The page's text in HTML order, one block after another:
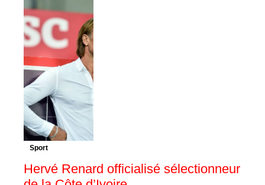
Sport
Hervé Renard officialisé sélectionneur